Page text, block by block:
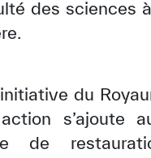
des sciences
du
s’ajoute
de